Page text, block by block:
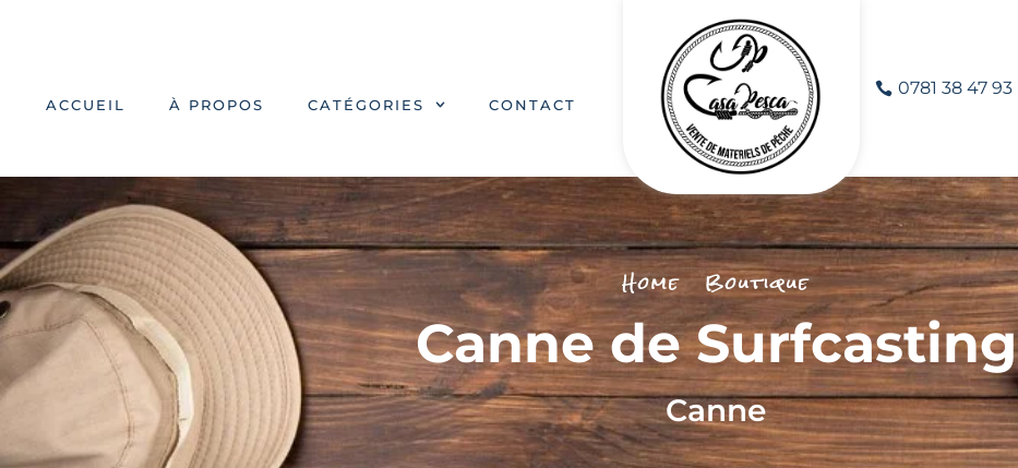
ACCUEIL À PROPOS CATÉGORIES CONTACT
0781 38 47 93
Home Boutique
Canne de Surfcasting
Canne